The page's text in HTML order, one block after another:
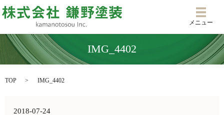
メニ
メニュー
IMG_4402
TOP IMG_4402
2018-07-24